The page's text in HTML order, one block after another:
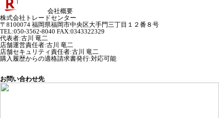
会社概要
株式会社トレードセンター
〒8100074 福岡県福岡市中央区大手門三丁目１２番８号
TEL:050-3562-8040 FAX:0343322329
代表者:古川 竜二
店舗運営責任者:古川 竜二
店舗セキュリティ責任者:古川 竜二
購入履歴からの適格請求書発行:対応可能
お問い合わせ先